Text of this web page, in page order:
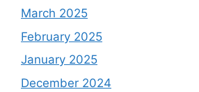
March 2025
February 2025
January 2025
December 2024